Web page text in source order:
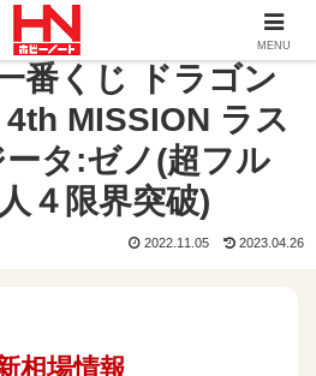
【最新相場】一番くじ ドラゴンボール
番くじ ドラゴン
MISSION ラス
ータ:ゼノ(超フル
４限界突破)
2022.11.05 2023.04.26
相場情報
MENU